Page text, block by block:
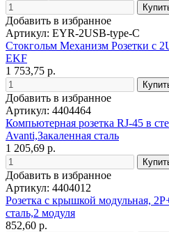
Добавить в избранное
Артикул: EYR-2USB-type-C
Стокгольм Механизм Розетки с
EKF
1 753,75 р.
Добавить в избранное
Артикул: 4404464
Компьютерная розетка RJ-45 в
Avanti,Закаленная сталь
1 205,69 р.
Добавить в избранное
Артикул: 4404012
Розетка с крышкой модульная,
сталь,2 модуля
852,60 р.